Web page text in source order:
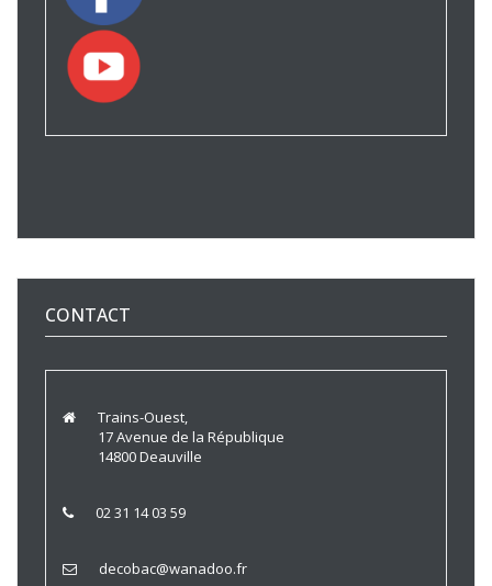
CONTACT
Trains-Ouest,
17 Avenue de la République
14800 Deauville
02 31 14 03 59
decobac@wanadoo.fr